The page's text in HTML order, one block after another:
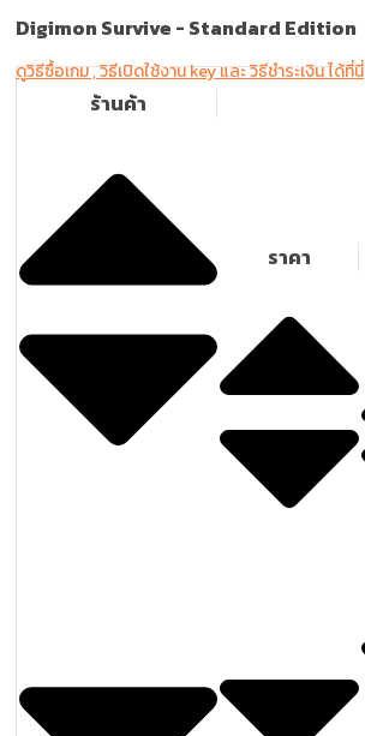
Digimon Survive - Standard Edition
ดูวิธีซื้อเกม , วิธีเปิดใช้งาน key และ วิธีชำระเงิน ได้ที่นี่
ร้านค้า
ราคา